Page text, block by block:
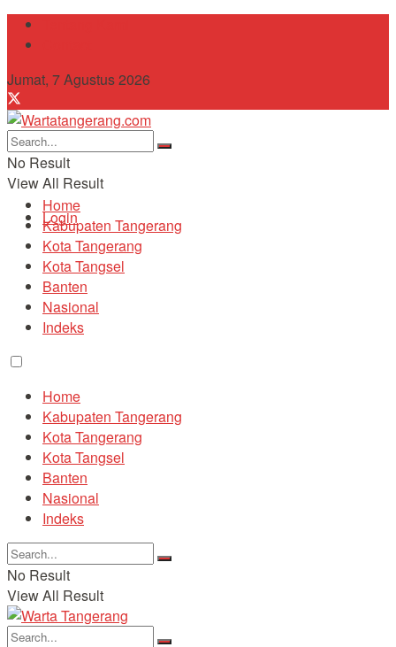
Jumat, 7 Agustus 2026
No Result
View All Result
Login
Home
Kabupaten Tangerang
Kota Tangerang
Kota Tangsel
Banten
Nasional
Indeks
Home
Kabupaten Tangerang
Kota Tangerang
Kota Tangsel
Banten
Nasional
Indeks
No Result
View All Result